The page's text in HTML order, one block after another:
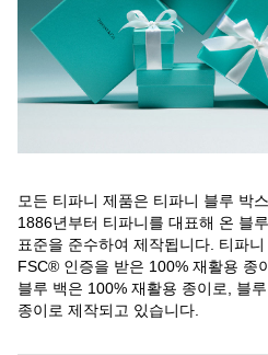
모든 티파니 제품은 티파니 블루 박
1886년부터 티파니를 대표해 온 블
표준을 준수하여 제작됩니다. 티파
FSC® 인증을 받은 100% 재활용 종
블루 백은 100% 재활용 종이로, 블
종이로 제작되고 있습니다.